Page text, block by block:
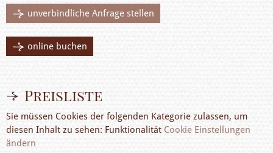
unverbindliche Anfrage stellen
online buchen
Preisliste
Sie müssen Cookies der folgenden Kategorie zulassen, um
diesen Inhalt zu sehen: Funktionalität Cookie Einstellungen
ändern